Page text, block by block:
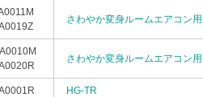
さわやか変身ルームエアコン
さわやか変身ルームエアコン
HG-TR